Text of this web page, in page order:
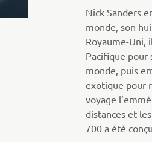
Nick Sanders
monde, son
Royaume-Uni,
Pacifique pour
monde, puis
exotique pour
voyage
distances et
700 a été